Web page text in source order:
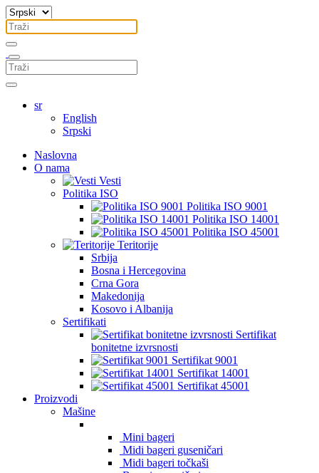
sr
English
Srpski
Naslovna
O nama
Vesti
Politika ISO
Politika ISO 9001
Politika ISO 14001
Politika ISO 45001
Teritorije
Srbija
Bosna i Hercegovina
Crna Gora
Makedonija
Kosovo i Albanija
Sertifikati
Sertifikat
bonitetne izvrsnosti
Sertifikat 9001
Sertifikat 14001
Sertifikat 45001
Proizvodi
Mašine
Mini bageri
Midi bageri guseničari
Midi bageri točkaši